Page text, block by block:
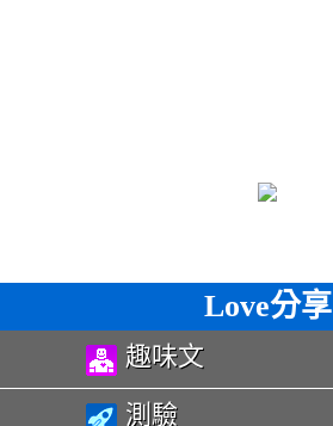
Love分享
趣味文
測驗